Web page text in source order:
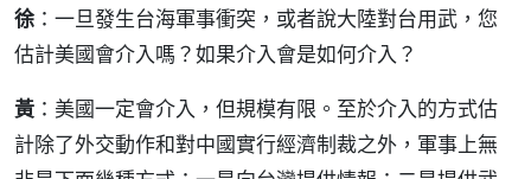
徐 ：一旦發生台海軍事衝突，或者說大陸對台用武，您
估計美國會介入嗎？如果介入會是如何介入？
黃 ：美國一定會介入，但規模有限。至於介入的方式估
計除了外交動作和對中國實行經濟制裁之外，軍事上無